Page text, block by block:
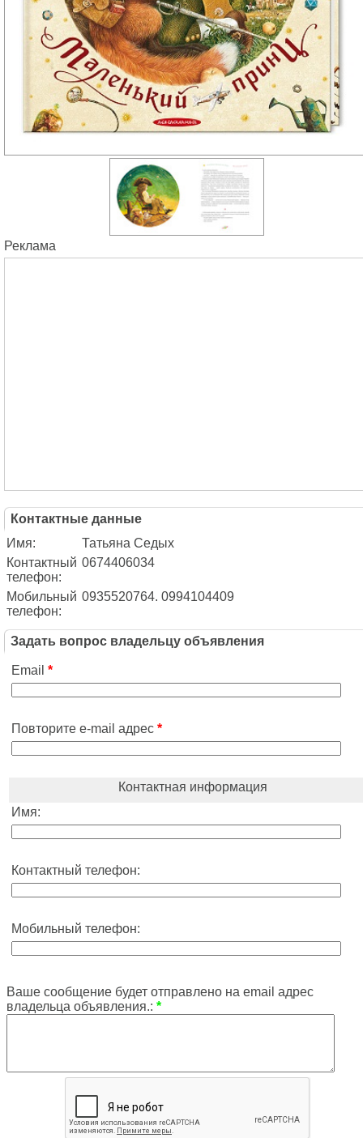
Реклама
Контактные данные
Имя:
Татьяна Седых
Контактный
телефон:
0674406034
Мобильный
телефон:
0935520764. 0994104409
Задать вопрос владельцу объявления
Email *
Повторите e-mail адрес *
Контактная информация
Имя:
Контактный телефон:
Мобильный телефон:
Ваше сообщение будет отправлено на email адрес
владельца объявления.: *